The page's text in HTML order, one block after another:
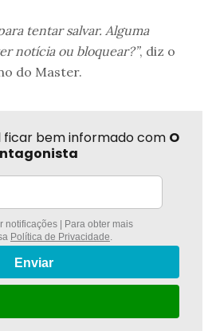
tentar salvar. Alguma
notícia ou bloquear?”, diz o
do Master.
ficar bem informado com O
notificações | Para obter mais
Política de Privacidade
Enviar